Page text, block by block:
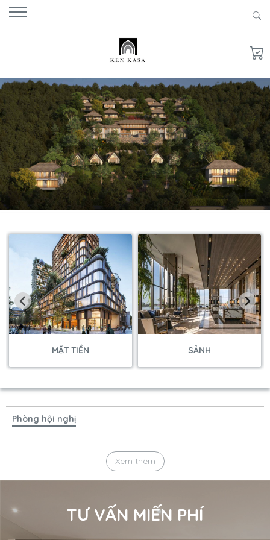
MẶT TIỀN SẢNH
Phòng hội nghị
Xem thêm
TƯ VẤN MIẾN PHÍ